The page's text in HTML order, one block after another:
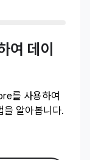
여 데이
를 사용하여
을 알아봅니다.